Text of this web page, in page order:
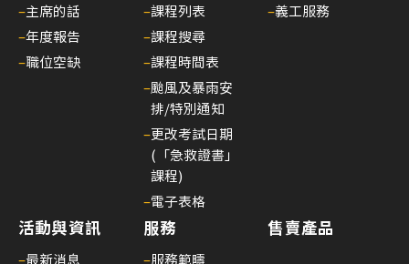
–主席的話
–年度報告
–職位空缺
–課程列表
–課程搜尋
–課程時間表
–颱風及暴雨安
排/特別通知
–更改考試日期
(「急救證書」
課程)
–電子表格
–義工服務
活動與資訊
–最新消息
服務
–服務範疇
售賣產品